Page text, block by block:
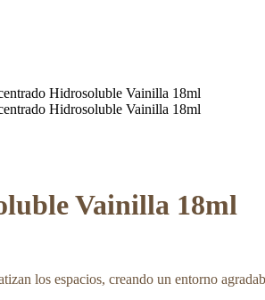
Hidrosoluble Vainilla 18ml
Hidrosoluble Vainilla 18ml
Vainilla 18ml
los espacios, creando un entorno